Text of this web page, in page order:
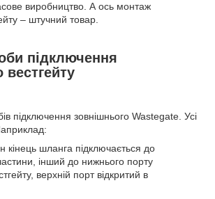
виробництво. А ось монтаж
– штучний товар.
підключення
вестгейту
підключення зовнішнього Wastegate. Усі
кінець шланга підключається до
інший до нижнього порту
верхній порт відкритий в